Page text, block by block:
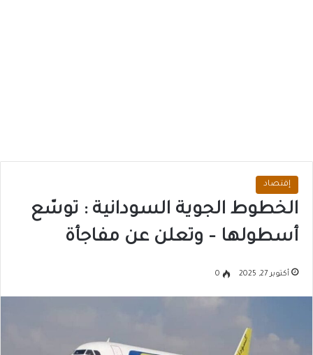
إقتصاد
الخطوط الجوية السودانية : توسّع
أسطولها – وتعلن عن مفاجأة
أكتوبر 27, 2025 0